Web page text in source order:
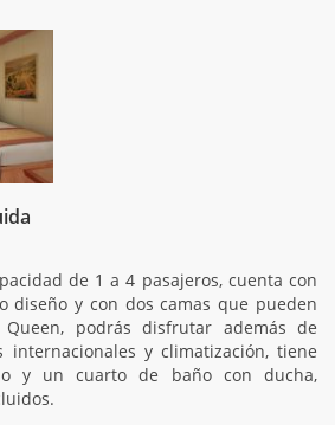
de 1 a 4 pasajeros, cuenta con
diseño y con dos camas que pueden
podrás disfrutar además de
internacionales y climatización, tiene
y un cuarto de baño con ducha,